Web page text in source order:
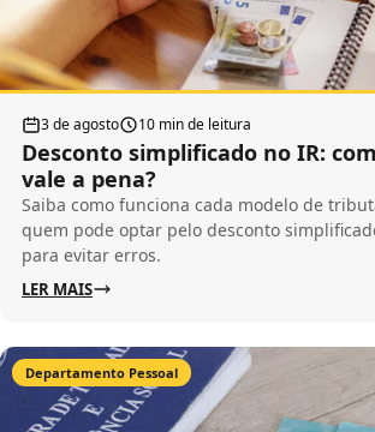
3 de agosto 10 min de leitura
Desconto simplificado no IR:
vale a pena?
Saiba como funciona cada modelo de
quem pode optar pelo desconto
para evitar erros.
LER MAIS
Departamento Pessoal